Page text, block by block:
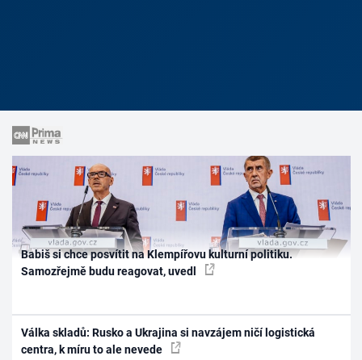
Babiš si chce posvítit na Klempířovu kulturní politiku.
Samozřejmě budu reagovat, uvedl
Válka skladů: Rusko a Ukrajina si navzájem ničí logistická
centra, k míru to ale nevede